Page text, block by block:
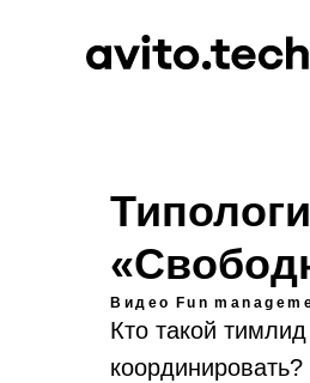
Видео Fun
Кто такой